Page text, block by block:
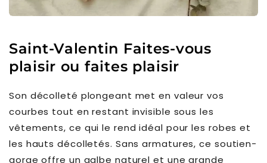
Saint-Valentin Faites-vous
plaisir ou faites plaisir
Son décolleté plongeant met en valeur vos
courbes tout en restant invisible sous les
vêtements, ce qui le rend idéal pour les robes et
les hauts décolletés. Sans armatures, ce soutien-
gorge offre un galbe naturel et une grande